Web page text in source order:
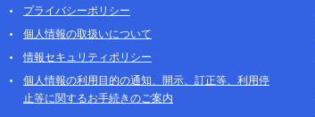
プライバシーポリシー
個人情報の取扱いについて
情報セキュリティポリシー
個人情報の利用目的の通知、開示、訂正等、利用停
止等に関するお手続きのご案内